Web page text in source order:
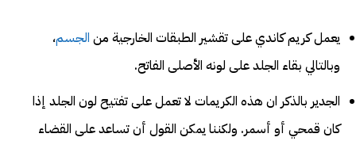
يعمل كريم كاندي على تقشير الطبقات الخارجية من الجسم،
وبالتالي بقاء الجلد على لونه الأصلى الفاتح.
الجدير بالذكر ان هذه الكريمات لا تعمل على تفتيح لون الجلد إذا
كان قمحي أو أسمر. ولكننا يمكن القول أن تساعد على القضاء